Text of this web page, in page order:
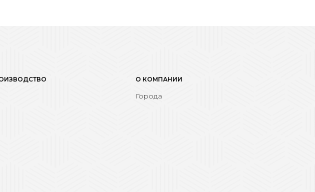
О КОМПАНИИ
Города